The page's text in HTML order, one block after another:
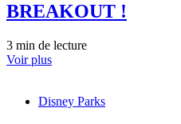
BREAKOUT !
3 min de lecture
Voir plus
Disney Parks